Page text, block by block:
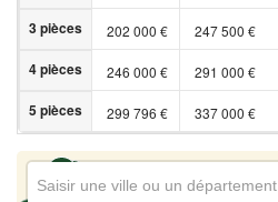
3 pièces 202 000 € 247 500 €
4 pièces 246 000 € 291 000 €
5 pièces 299 796 € 337 000 €
1
2
1
Saisir une ville ou un département